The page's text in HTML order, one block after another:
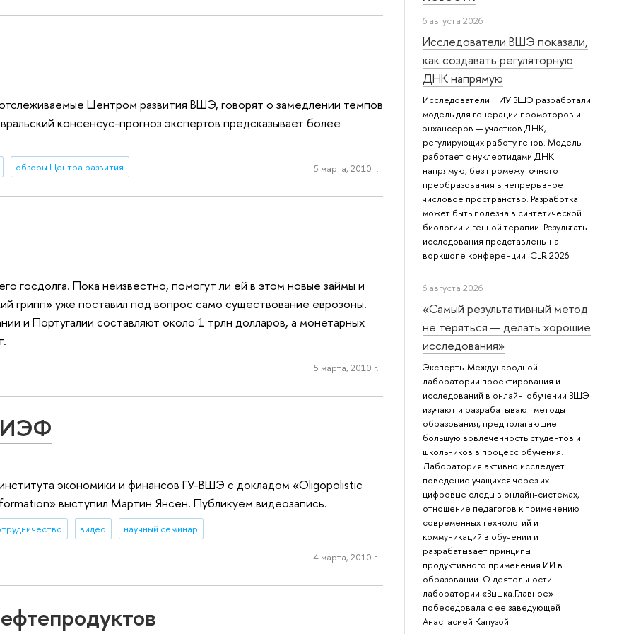
6 августа 2026
Исследователи ВШЭ показали,
как создавать регуляторную
ДНК напрямую
Исследователи НИУ ВШЭ разработали
модель для генерации промоторов и
энхансеров — участков ДНК,
регулирующих работу генов. Модель
работает с нуклеотидами ДНК
напрямую, без промежуточного
преобразования в непрерывное
числовое пространство. Разработка
может быть полезна в синтетической
биологии и генной терапии. Результаты
исследования представлены на
воркшопе конференции ICLR 2026.
6 августа 2026
«Самый результативный метод
не теряться — делать хорошие
исследования»
Эксперты Международной
лаборатории проектирования и
исследований в онлайн-обучении ВШЭ
изучают и разрабатывают методы
образования, предполагающие
большую вовлеченность студентов и
школьников в процесс обучения.
Лаборатория активно исследует
поведение учащихся через их
цифровые следы в онлайн-системах,
отношение педагогов к применению
современных технологий и
коммуникаций в обучении и
разрабатывает принципы
продуктивного применения ИИ в
образовании. О деятельности
лаборатории «Вышка.Главное»
побеседовала с ее заведующей
Анастасией Капузой.
Центром развития ВШЭ, говорят о замедлении темпов
консенсус-прогноз экспертов предсказывает более
обзоры Центра развития 5 марта, 2010 г.
госдолга. Пока неизвестно, помогут ли ей в этом новые займы и
грипп» уже поставил под вопрос само существование еврозоны.
и Португалии составляют около 1 трлн долларов, а монетарных
5 марта, 2010 г.
экономики и финансов ГУ-ВШЭ с докладом «Oligopolistic
выступил Мартин Янсен. Публикуем видеозапись.
видео научный семинар
4 марта, 2010 г.